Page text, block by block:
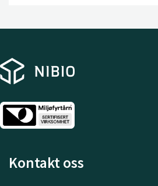
Kontakt oss